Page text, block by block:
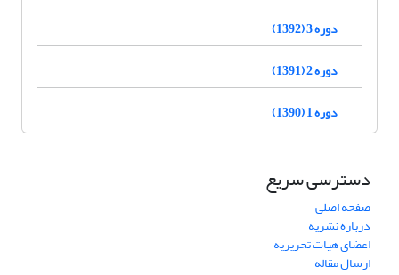
دوره 3 (1392)
دوره 2 (1391)
دوره 1 (1390)
دسترسی سریع
صفحه اصلی
درباره نشریه
اعضای هیات تحریریه
ارسال مقاله